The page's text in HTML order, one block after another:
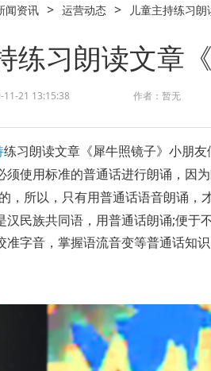
闻资讯 > 运营动态 > 儿童主持练习
练习朗读文章
11-21 13:15:38 作者：暂无
练习朗读文章《犀牛照镜子》小朋
须使用标准的普通话进行朗诵，因
，所以，只有用普通话语音朗诵，
汉民族共同语，用普通话朗诵;便于
准字音，掌握语流音变等普通话知